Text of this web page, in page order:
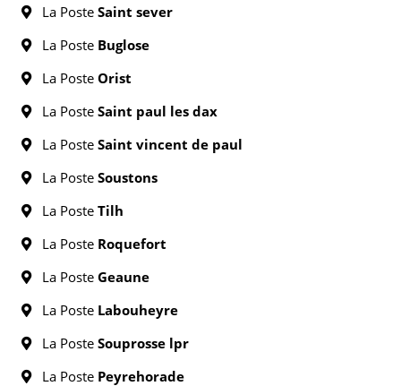
La Poste Saint sever
La Poste Buglose
La Poste Orist
La Poste Saint paul les dax
La Poste Saint vincent de paul
La Poste Soustons
La Poste Tilh
La Poste Roquefort
La Poste Geaune
La Poste Labouheyre
La Poste Souprosse lpr
La Poste Peyrehorade